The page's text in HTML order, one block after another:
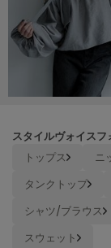
miies miim
ミーエスミーム
Mila Owen
MOIGE
ミュシャ
NEW Balance
ニューバランス
スタイルヴォイス
トップス ニ
タンクトップ
シャツ/ブラウス
スウェット